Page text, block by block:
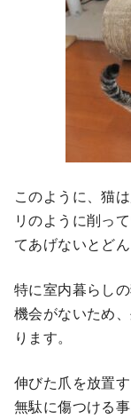
このように、猫
リのように削っ
てあげないとど
特に室内暮らし
機会がないため
ります。
伸びた爪を放置
無駄に傷つける